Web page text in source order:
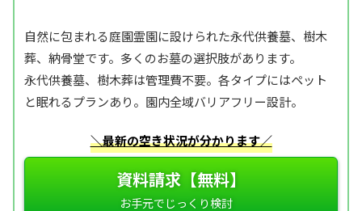
自然に包まれる庭園霊園に設けられた永代供養墓、樹木
葬、納骨堂です。多くのお墓の選択肢があります。
永代供養墓、樹木葬は管理費不要。各タイプにはペット
と眠れるプランあり。園内全域バリアフリー設計。
＼最新の空き状況が分かります／
資料請求【無料】